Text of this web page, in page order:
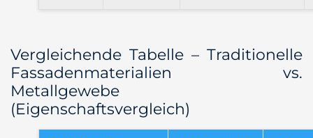
Vergleichende Tabelle – Traditionelle
Fassadenmaterialien vs.
Metallgewebe
(Eigenschaftsvergleich)